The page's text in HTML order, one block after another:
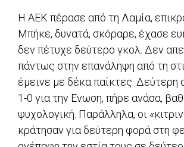
Η ΑΕΚ πέρασε από τη Λαμία,
Μπήκε, δυνατά, σκόραρε, έχασε
δεν πέτυχε δεύτερο γκολ. Δεν
πάντως στην επανάληψη από τη
έμεινε με δέκα παίκτες. Δεύτερη
1-0 για την Ενωση, πήρε ανάσα,
ψυχολογική. Παράλληλα, οι
κράτησαν για δεύτερη φορά στη